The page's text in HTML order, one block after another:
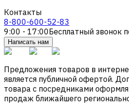
Контакты
8-800-600-52-83
9:00 - 17:00Бесплатный звонок
Написать нам
Предложения товаров в
является публичной офертой.
товара с посредниками
продаж ближайшего